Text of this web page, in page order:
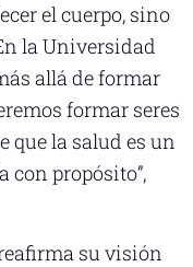
el cuerpo, sino
la Universidad
allá de formar
formar seres
que la salud es un
propósito”,
su visión